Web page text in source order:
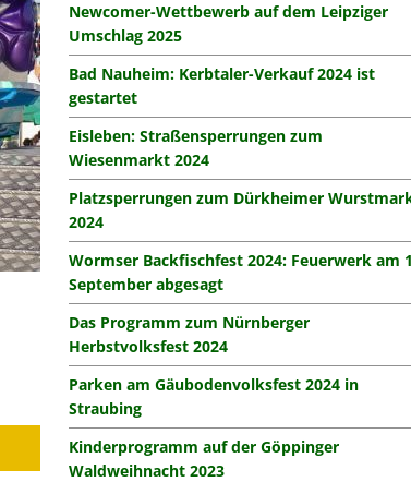
Newcomer-Wettbewerb auf dem Leipziger
Umschlag 2025
Bad Nauheim: Kerbtaler-Verkauf 2024 ist
gestartet
Eisleben: Straßensperrungen zum
Wiesenmarkt 2024
Platzsperrungen zum Dürkheimer
2024
Wormser Backfischfest 2024: Feuerwerk am
September abgesagt
Das Programm zum Nürnberger
Herbstvolksfest 2024
Parken am Gäubodenvolksfest 2024 in
Straubing
Kinderprogramm auf der Göppinger
Waldweihnacht 2023